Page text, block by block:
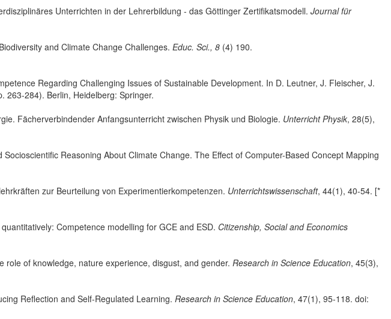
Unterrichten in der Lehrerbildung - das Göttinger Zertifikatsmodell. Journal für
and Climate Change Challenges. Educ. Sci., 8 (4) 190.
Regarding Challenging Issues of Sustainable Development. In D. Leutner, J. Fleischer, J.
263-284). Berlin, Heidelberg: Springer.
Fächerverbindender Anfangsunterricht zwischen Physik und Biologie. Unterricht Physik, 28(5),
Reasoning About Climate Change. The Effect of Computer-Based Concept Mapping
zur Beurteilung von Experimentierkompetenzen. Unterrichtswissenschaft, 44(1), 40-54. [*
Competence modelling for GCE and ESD. Citizenship, Social and Economics
of knowledge, nature experience, disgust, and gender. Research in Science Education, 45(3),
Reflection and Self-Regulated Learning. Research in Science Education, 47(1), 95-118. doi: